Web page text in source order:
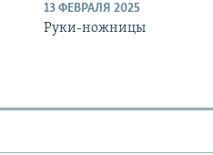
13 ФЕВРАЛЯ 2025
Руки-ножницы